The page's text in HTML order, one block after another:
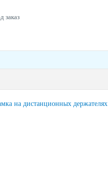
заказ
на дистанционных держателях